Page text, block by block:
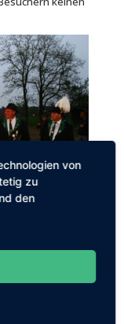
Foto: Dirk
Turnier
von
zu
den